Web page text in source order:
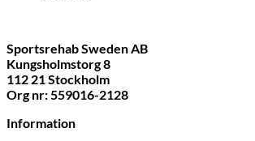
Sportsrehab Sweden AB
Kungsholmstorg 8
112 21 Stockholm
Org nr: 559016-2128
Information